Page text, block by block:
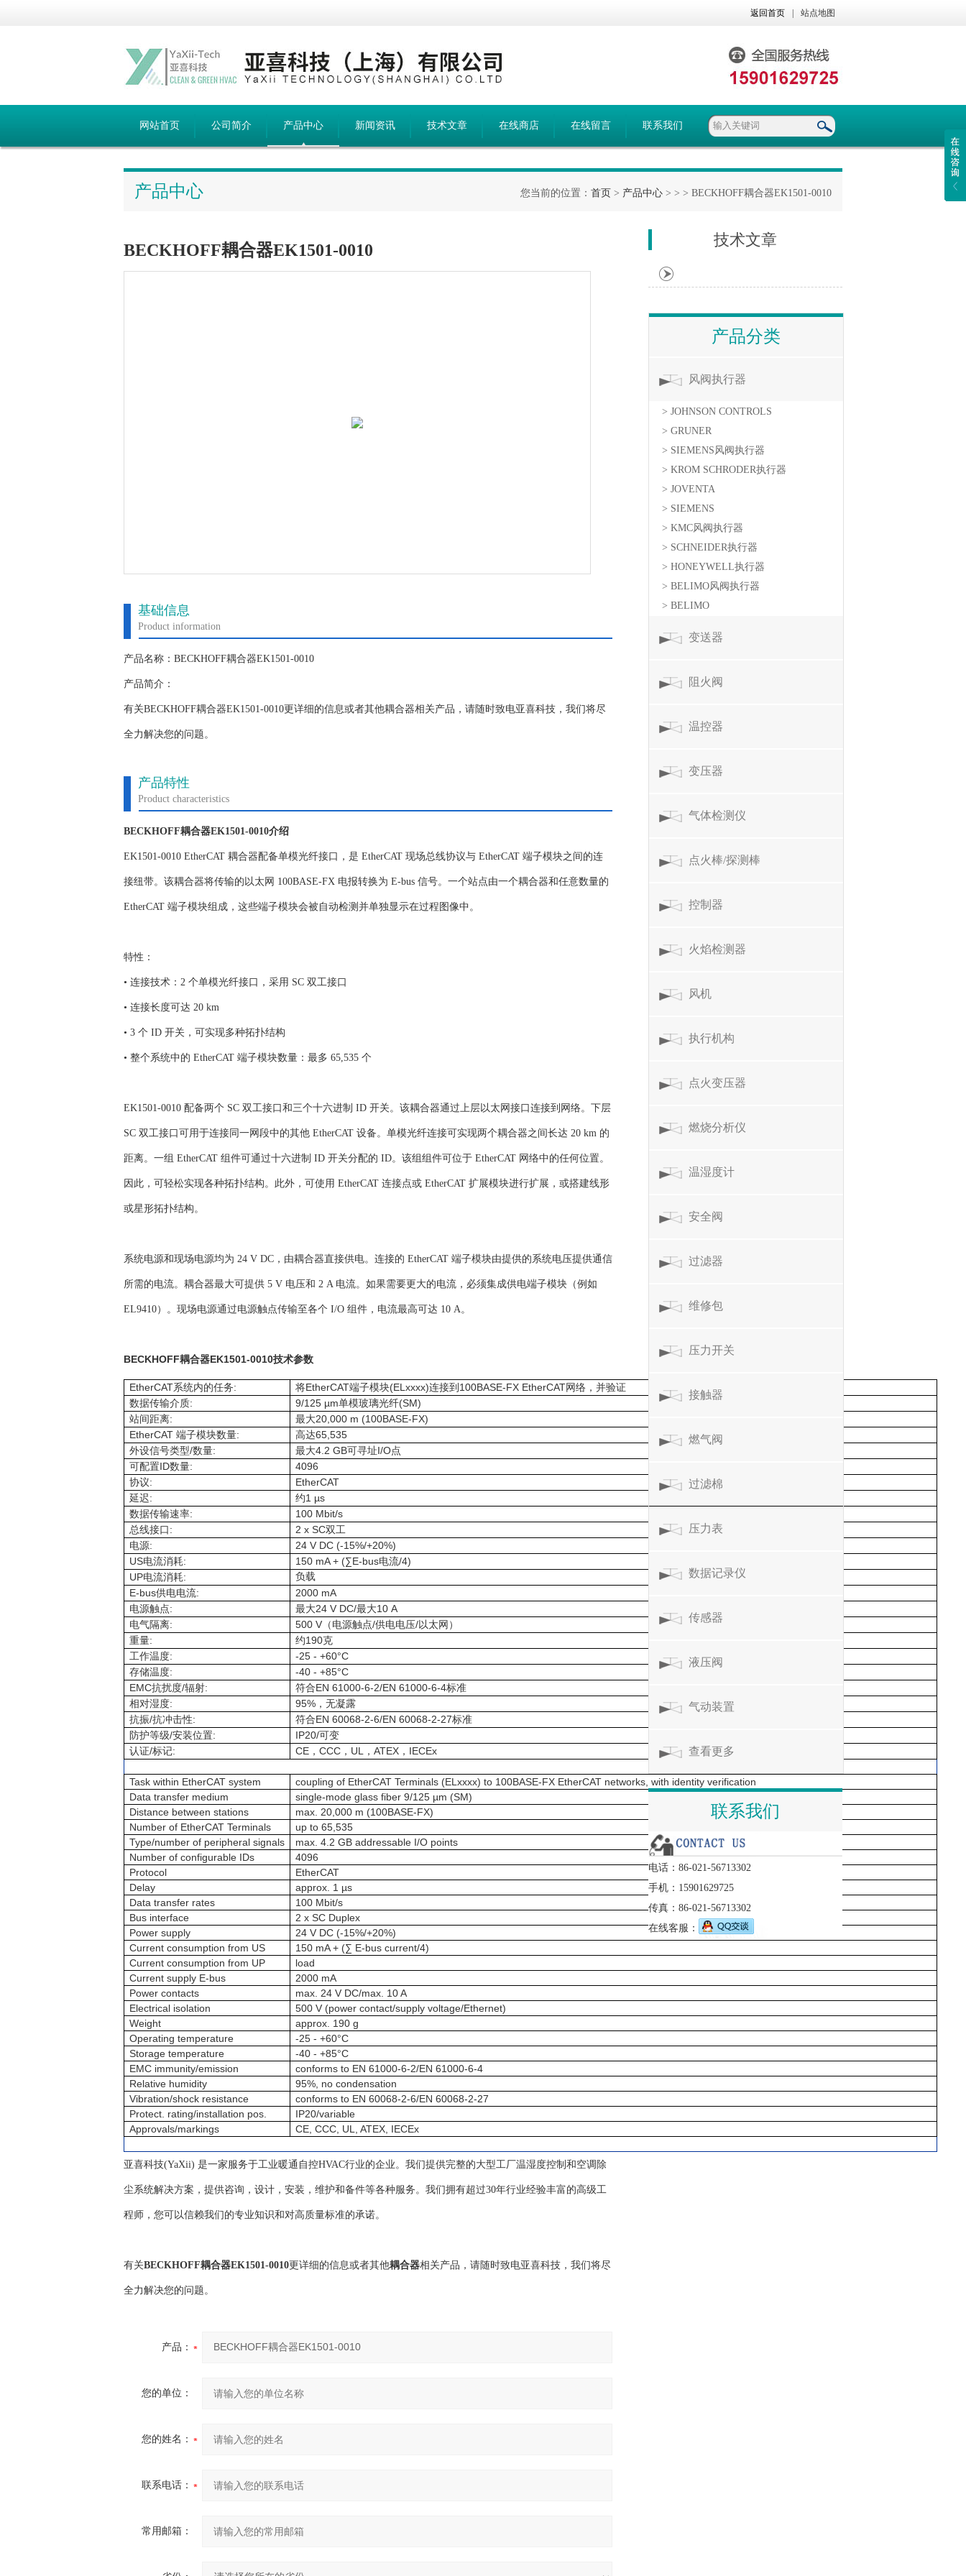
返回首页 站点地图
网站首页 公司简介 产品中心 新闻资讯 技术文章 在线商店 在线留言 联系我们
产品中心 您当前的位置： 首页 > 产品中心 > > > BECKHOFF耦合器EK1501-0010
BECKHOFF耦合器EK1501-0010
基础信息
Product information
产品名称：BECKHOFF耦合器EK1501-0010
产品简介：
有关BECKHOFF耦合器EK1501-0010更详细的信息或者其他耦合器相关产品，请随时致电亚喜科技，我们将尽
全力解决您的问题。
产品特性
Product characteristics
BECKHOFF耦合器EK1501-0010介绍
EK1501-0010 EtherCAT 耦合器配备单模光纤接口，是 EtherCAT 现场总线协议与 EtherCAT 端子模块之间的连
接纽带。该耦合器将传输的以太网 100BASE-FX 电报转换为 E-bus 信号。一个站点由一个耦合器和任意数量的
EtherCAT 端子模块组成，这些端子模块会被自动检测并单独显示在过程图像中。
特性：
• 连接技术：2 个单模光纤接口，采用 SC 双工接口
• 连接长度可达 20 km
• 3 个 ID 开关，可实现多种拓扑结构
• 整个系统中的 EtherCAT 端子模块数量：最多 65,535 个
EK1501-0010 配备两个 SC 双工接口和三个十六进制 ID 开关。该耦合器通过上层以太网接口连接到网络。下层
SC 双工接口可用于连接同一网段中的其他 EtherCAT 设备。单模光纤连接可实现两个耦合器之间长达 20 km 的
距离。一组 EtherCAT 组件可通过十六进制 ID 开关分配的 ID。该组组件可位于 EtherCAT 网络中的任何位置。
因此，可轻松实现各种拓扑结构。此外，可使用 EtherCAT 连接点或 EtherCAT 扩展模块进行扩展，或搭建线形
或星形拓扑结构。
系统电源和现场电源均为 24 V DC，由耦合器直接供电。连接的 EtherCAT 端子模块由提供的系统电压提供通信
所需的电流。耦合器最大可提供 5 V 电压和 2 A 电流。如果需要更大的电流，必须集成供电端子模块（例如
EL9410）。现场电源通过电源触点传输至各个 I/O 组件，电流最高可达 10 A。
BECKHOFF耦合器EK1501-0010技术参数
EtherCAT系统内的任务: 将EtherCAT端子模块(ELxxxx)连接到 100BASE-FX EtherCAT网络，并验证
数据传输介质: 9/125 µm单模玻璃光纤(SM)
站间距离: 最大20,000 m (100BASE-FX)
EtherCAT 端子模块数量: 高达65,535
外设信号类型/数量: 最大4.2 GB可寻址I/O点
可配置ID数量: 4096
协议: EtherCAT
延迟: 约1 µs
数据传输速率: 100 Mbit/s
总线接口 : 2 x SC双工
电源:
24 V DC (-15%/+20%)
US电流消耗: 150 mA + (∑E-bus电流/4)
UP电流消耗: 负载
E-bus供电电流: 2000 mA
电源触点: 最大24 V DC/最大10 A
电气隔离: 500 V （电源触点/供电电压/以太网）
重量: 约190克
工作温度: -25 - +60°C
存储温度:
-40 - +85°C
EMC抗扰度/辐射: 符合EN 61000-6-2/EN 61000-6-4标准
相对湿度: 95% ，无凝露
抗振/抗冲击性: 符合EN 60068-2-6/EN 60068-2-27标准
防护等级/安装位置: IP20/可变
认证/标记: CE ， CCC ， UL ， ATEX ， IECEx
Task within EtherCAT system
coupling of EtherCAT Terminals (ELxxxx) to 100BASE-FX EtherCAT networks, with identity verification
Data transfer medium
single-mode glass fiber 9/125 µm (SM)
Distance between stations
max. 20,000 m (100BASE-FX)
Number of EtherCAT Terminals
up to 65,535
Type/number of peripheral signals
max. 4.2 GB addressable I/O points
Number of configurable IDs
4096
Protocol
EtherCAT
Delay
approx. 1 µs
Data transfer rates
100 Mbit/s
Bus interface
2 x SC Duplex
Power supply
24 V DC (-15%/+20%)
Current consumption from US
150 mA + (∑ E-bus current/4)
Current consumption from UP
load
Current supply E-bus
2000 mA
Power contacts
max. 24 V DC/max. 10 A
Electrical isolation
500 V (power contact/supply voltage/Ethernet)
Weight
approx. 190 g
Operating temperature
-25 - +60°C
Storage temperature
-40 - +85°C
EMC immunity/emission
conforms to EN 61000-6-2/EN 61000-6-4
Relative humidity
95%, no condensation
Vibration/shock resistance
conforms to EN 60068-2-6/EN 60068-2-27
Protect. rating/installation pos.
IP20/variable
Approvals/markings
CE, CCC, UL, ATEX, IECEx
亚喜科技(YaXii) 是一家服务于工业暖通自控HVAC行业的企业。我们提供完整的大型工厂温湿度控制和空调除
尘系统解决方案，提供咨询，设计，安装，维护和备件等各种服务。我们拥有超过30年行业经验丰富的高级工
程师，您可以信赖我们的专业知识和对高质量标准的承诺。
有关BECKHOFF耦合器EK1501-0010更详细的信息或者其他耦合器相关产品，请随时致电亚喜科技，我们将尽
全力解决您的问题。
产品：
您的单位：
您的姓名：
联系电话：
常用邮箱：
技术文章
产品分类
风阀执行器
> JOHNSON CONTROLS
> GRUNER
> SIEMENS风阀执行器
> KROM SCHRODER执行器
> JOVENTA
> SIEMENS
> KMC风阀执行器
> SCHNEIDER执行器
> HONEYWELL执行器
> BELIMO风阀执行器
> BELIMO
变送器
阻火阀
温控器
变压器
气体检测仪
点火棒/探测棒
控制器
火焰检测器
风机
执行机构
点火变压器
燃烧分析仪
温湿度计
安全阀
过滤器
维修包
压力开关
接触器
燃气阀
过滤棉
压力表
数据记录仪
传感器
液压阀
气动装置
查看更多
联系我们
电话：86-021-56713302
手机：15901629725
传真：86-021-56713302
在线客服：